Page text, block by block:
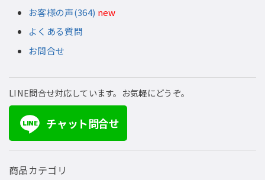
お客様の声(364) new
よくある質問
お問合せ
LINE問合せ対応しています。お気軽にどうぞ。
LINE チャット問合せ
商品カテゴリ